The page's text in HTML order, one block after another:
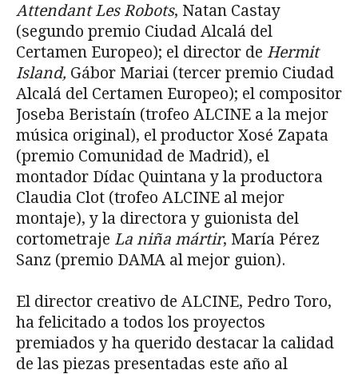
Attendant Les Robots, Natan Castay
(segundo premio Ciudad Alcalá del
Certamen Europeo); el director de Hermit
Island, Gábor Mariai (tercer premio Ciudad
Alcalá del Certamen Europeo); el compositor
Joseba Beristaín (trofeo ALCINE a la mejor
música original), el productor Xosé Zapata
(premio Comunidad de Madrid), el
montador Dídac Quintana y la productora
Claudia Clot (trofeo ALCINE al mejor
montaje), y la directora y guionista del
cortometraje La niña mártir, María Pérez
Sanz (premio DAMA al mejor guion).
El director creativo de ALCINE, Pedro Toro,
ha felicitado a todos los proyectos
premiados y ha querido destacar la calidad
de las piezas presentadas este año al